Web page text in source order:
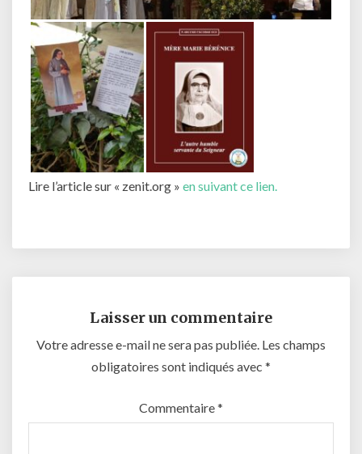
Lire l’article sur « zenit.org » en suivant ce lien.
Laisser un commentaire
Votre adresse e-mail ne sera pas publiée. Les champs
obligatoires sont indiqués avec *
Commentaire*